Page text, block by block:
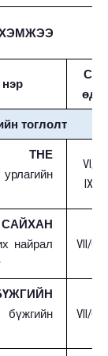
ХЭМЖЭЭ
тоглолт
THE
VI/
IX/20
найрал
VII/09-
бүжгийн
VII/03-